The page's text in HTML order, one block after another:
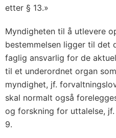
etter § 13.»
Myndigheten til å utlevere
bestemmelsen ligger til det
faglig ansvarlig for de
til et underordnet organ
myndighet, jf.
skal normalt også
og forskning for uttalelse,
9.